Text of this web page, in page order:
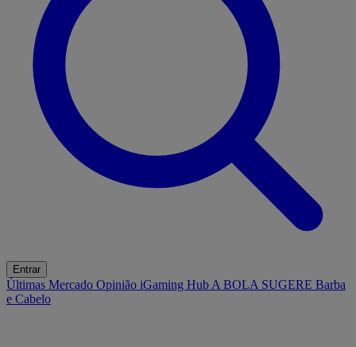
Entrar
Últimas Mercado Opinião iGaming Hub A BOLA SUGERE Barba
e Cabelo